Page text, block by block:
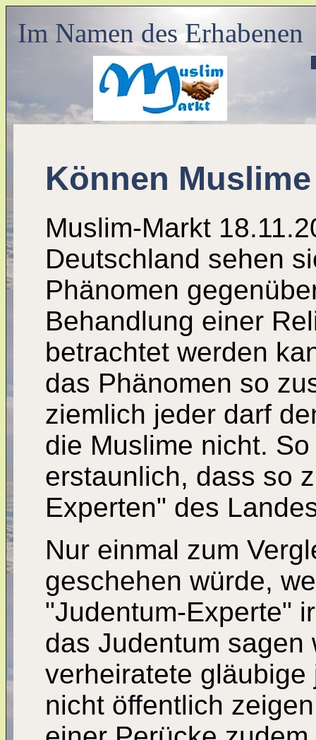
Im Namen des Erhabenen
Können
Muslim-Markt
Deutschland sehen
Phänomen
Behandlung einer
betrachtet werden
das Phänomen so
ziemlich jeder darf
die Muslime nicht.
erstaunlich, dass so
Experten" des
Nur einmal zum
geschehen würde,
"Judentum-Experte"
das Judentum sagen
verheiratete
nicht öffentlich